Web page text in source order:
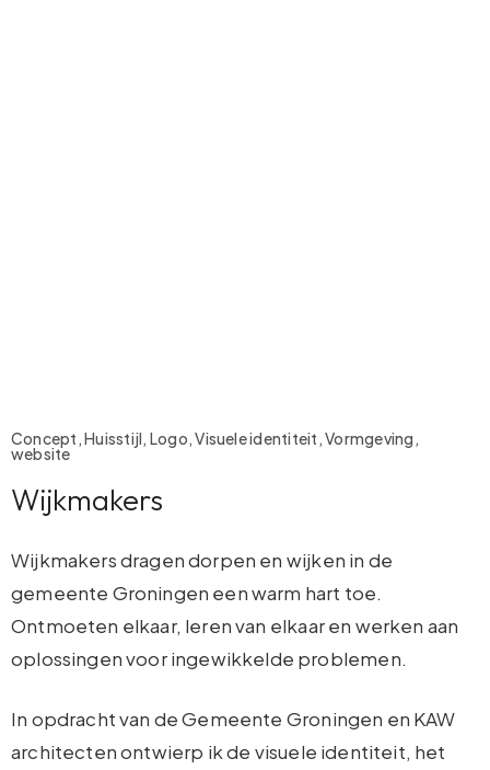
Concept, Huisstijl, Logo, Visuele identiteit, Vormgeving,
website
Wijkmakers
Wijkmakers dragen dorpen en wijken in de
gemeente Groningen een warm hart toe.
Ontmoeten elkaar, leren van elkaar en werken aan
oplossingen voor ingewikkelde problemen.
In opdracht van de Gemeente Groningen en KAW
architecten ontwierp ik de visuele identiteit, het